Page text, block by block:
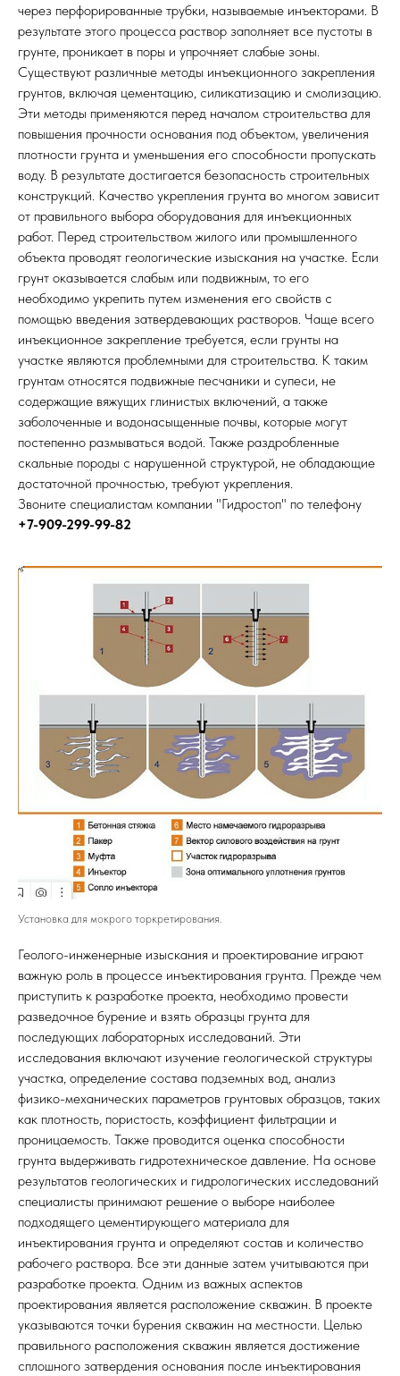
через перфорированные трубки, называемые инъекторами. В
результате этого процесса раствор заполняет все пустоты в
грунте, проникает в поры и упрочняет слабые зоны.
Существуют различные методы инъекционного закрепления
грунтов, включая цементацию, силикатизацию и смолизацию.
Эти методы применяются перед началом строительства для
повышения прочности основания под объектом, увеличения
плотности грунта и уменьшения его способности пропускать
воду. В результате достигается безопасность строительных
конструкций. Качество укрепления грунта во многом зависит
от правильного выбора оборудования для инъекционных
работ. Перед строительством жилого или промышленного
объекта проводят геологические изыскания на участке. Если
грунт оказывается слабым или подвижным, то его
необходимо укрепить путем изменения его свойств с
помощью введения затвердевающих растворов. Чаще всего
инъекционное закрепление требуется, если грунты на
участке являются проблемными для строительства. К таким
грунтам относятся подвижные песчаники и супеси, не
содержащие вяжущих глинистых включений, а также
заболоченные и водонасыщенные почвы, которые могут
постепенно размываться водой. Также раздробленные
скальные породы с нарушенной структурой, не обладающие
достаточной прочностью, требуют укрепления.
Звоните специалистам компании "Гидростоп" по телефону
+7-909-299-99-82
Установка для мокрого торкретирования.
Геолого-инженерные изыскания и проектирование играют
важную роль в процессе инъектирования грунта. Прежде чем
приступить к разработке проекта, необходимо провести
разведочное бурение и взять образцы грунта для
последующих лабораторных исследований. Эти
исследования включают изучение геологической структуры
участка, определение состава подземных вод, анализ
физико-механических параметров грунтовых образцов, таких
как плотность, пористость, коэффициент фильтрации и
проницаемость. Также проводится оценка способности
грунта выдерживать гидротехническое давление. На основе
результатов геологических и гидрологических исследований
специалисты принимают решение о выборе наиболее
подходящего цементирующего материала для
инъектирования грунта и определяют состав и количество
рабочего раствора. Все эти данные затем учитываются при
разработке проекта. Одним из важных аспектов
проектирования является расположение скважин. В проекте
указываются точки бурения скважин на местности. Целью
правильного расположения скважин является достижение
сплошного затвердения основания после инъектирования